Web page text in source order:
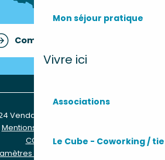
Mon séjour pratique
Vivre ici
Associations
Le Cube - Coworking /
Comment venir ?
Vendays-Montalivet
Mentions légales
CGU
des Cookies